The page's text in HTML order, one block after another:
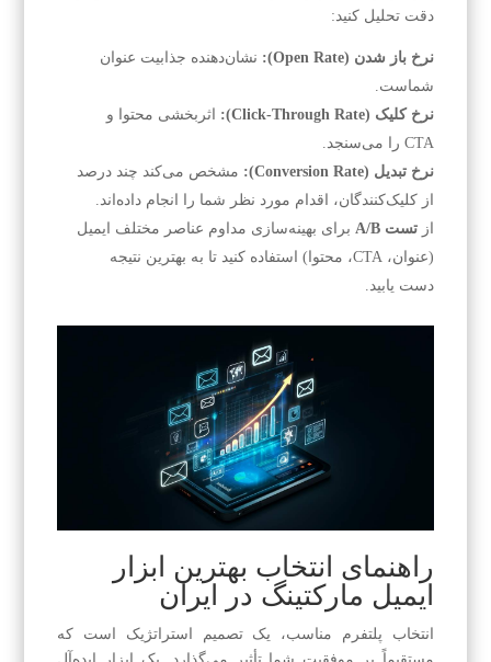
دقت تحلیل کنید:
نرخ باز شدن (Open Rate):
نشان‌دهنده جذابیت عنوان
شماست.
نرخ کلیک (Click-Through Rate):
اثربخشی محتوا و
CTA را می‌سنجد.
نرخ تبدیل (Conversion Rate):
مشخص می‌کند چند درصد
از کلیک‌کنندگان، اقدام مورد نظر شما را انجام داده‌اند.
ازتست A/B
برای بهینه‌سازی مداوم عناصر مختلف ایمیل
(عنوان، CTA، محتوا) استفاده کنید تا به بهترین نتیجه
دست یابید.
راهنمای انتخاب بهترین ابزار
ایمیل مارکتینگ در ایران
انتخاب پلتفرم مناسب، یک تصمیم استراتژیک است که